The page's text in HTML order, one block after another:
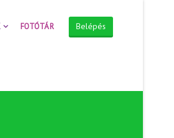
Belépés
FOTÓTÁR